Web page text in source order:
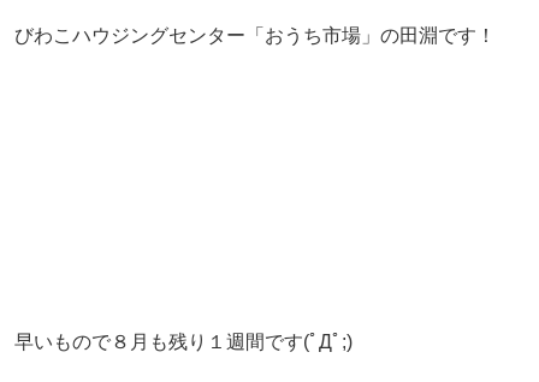
びわこハウジングセンター「おうち市場」の田淵です！
早いもので８月も残り１週間です(ﾟДﾟ;)